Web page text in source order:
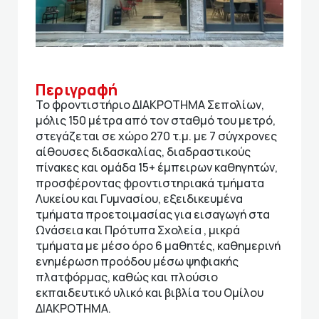
Περιγραφή
Το φροντιστήριο ΔΙΑΚΡΟΤΗΜΑ Σεπολίων,
μόλις 150 μέτρα από τον σταθμό του μετρό,
στεγάζεται σε χώρο 270 τ.μ. με 7 σύγχρονες
αίθουσες διδασκαλίας, διαδραστικούς
πίνακες και ομάδα 15+ έμπειρων καθηγητών,
προσφέροντας φροντιστηριακά τμήματα
Λυκείου και Γυμνασίου, εξειδικευμένα
τμήματα προετοιμασίας για εισαγωγή στα
Ωνάσεια και Πρότυπα Σχολεία , μικρά
τμήματα με μέσο όρο 6 μαθητές, καθημερινή
ενημέρωση προόδου μέσω ψηφιακής
πλατφόρμας, καθώς και πλούσιο
εκπαιδευτικό υλικό και βιβλία του Ομίλου
ΔΙΑΚΡΟΤΗΜΑ.